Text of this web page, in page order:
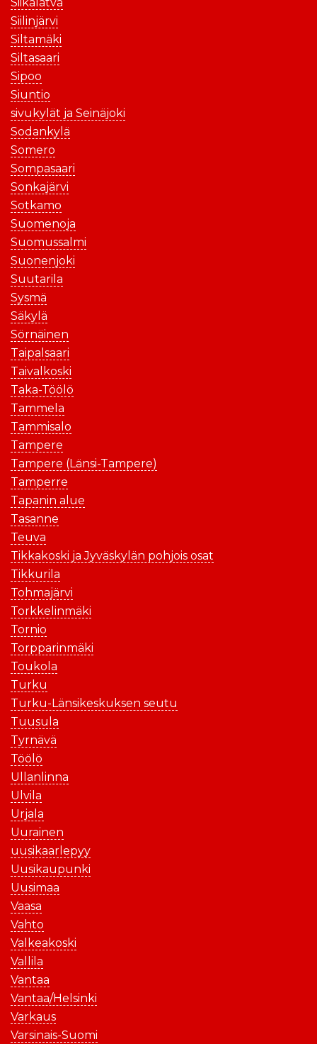
Siilinjärvi
Siltamäki
Siltasaari
Sipoo
Siuntio
sivukylät ja Seinäjoki
Sodankylä
Somero
Sompasaari
Sonkajärvi
Sotkamo
Suomenoja
Suomussalmi
Suonenjoki
Suutarila
Sysmä
Säkylä
Sörnäinen
Taipalsaari
Taivalkoski
Taka-Töölö
Tammela
Tammisalo
Tampere
Tampere (Länsi-Tampere)
Tamperre
Tapanin alue
Tasanne
Teuva
Tikkakoski ja Jyväskylän pohjois osat
Tikkurila
Tohmajärvi
Torkkelinmäki
Tornio
Torpparinmäki
Toukola
Turku
Turku-Länsikeskuksen seutu
Tuusula
Tyrnävä
Töölö
Ullanlinna
Ulvila
Urjala
Uurainen
uusikaarlepyy
Uusikaupunki
Uusimaa
Vaasa
Vahto
Valkeakoski
Vallila
Vantaa
Vantaa/Helsinki
Varkaus
Varsinais-Suomi